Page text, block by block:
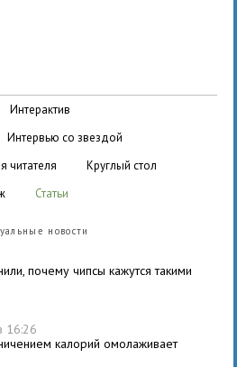
интерактив
интервью со звездой
читателя
круглый стол
статьи
новости
почему чипсы кажутся такими
16:26
калорий омолаживает